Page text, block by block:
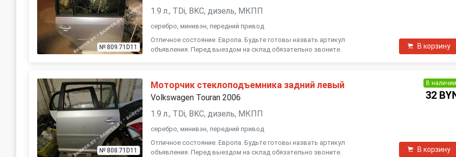
№ 809.71D11
1.9 л., TDi, BKC, дизель, МКПП
серебро, минивэн, передний привод
Отличное состояние. Европа. Будьте готовы назвать артикул
объявления. Перед выездом на склад обязательно звоните.
В корзину
№ 808.71D11
Моторчик стеклоподъемника задний левый
Volkswagen Touran 2006
1.9 л., TDi, BKC, дизель, МКПП
серебро, минивэн, передний привод
Отличное состояние. Европа. Будьте готовы назвать артикул
объявления. Перед выездом на склад обязательно звоните.
В наличии
32
В корзину